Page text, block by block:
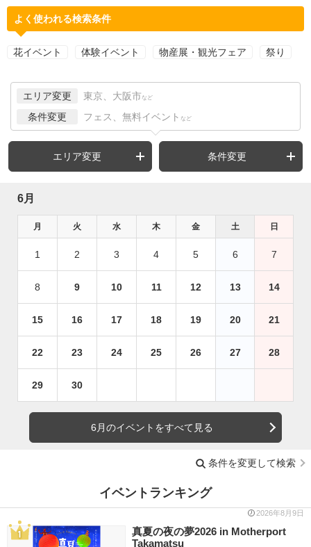
よく使われる検索条件
花イベント 体験イベント 物産展・観光フェア 祭り
エリア変更 東京、大阪市 など
条件変更 フェス、無料イベント など
エリア変更 条件変更
6月
月 火 水 木 金 土 日
1 2 3 4 5 6 7
8 9 10 11 12 13 14
15 16 17 18 19 20 21
22 23 24 25 26 27 28
29 30
6月のイベントをすべて見る
条件を変更して検索
イベントランキング
2026年8月9日
真夏の夜の夢2026 in Motherport
Takamatsu